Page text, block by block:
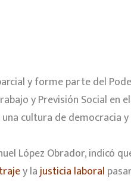
y forme parte del
y Previsión Social en
cultura de
López Obrador, indicó
y lajusticia laboral